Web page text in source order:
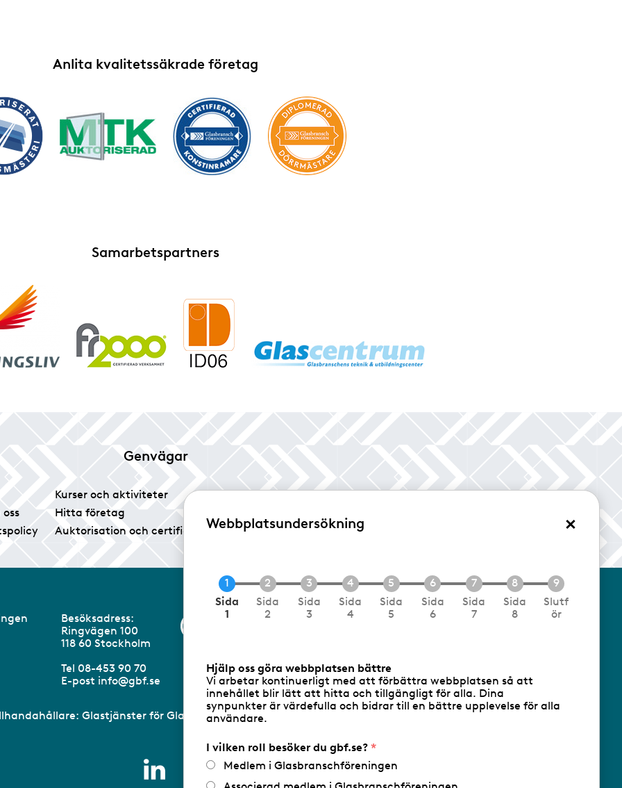
Anlita kvalitetssäkrade företag
Samarbetspartners
Genvägar
Kurser och aktiviteter
Hitta företag
Auktorisation och certifiering
Tidningen Glas
Medlemsservice/Logga in
Besöksadress:
Ringvägen 100
118 60 Stockholm
Tel 08-453 90 70
E-post info@gbf.se
Glastjänster för Glasbranschföreningen AB - Ansvarig utgivare: Sofia Wahlgren
Webbplatsundersökning ×
N
a
n
d
e
Sida
1
Sida
2
Sida
3
Sida
4
Sida
5
Sida
6
Sida
7
Sida
8
Slutf
ör
Hjälp oss göra webbplatsen bättre
Vi arbetar kontinuerligt med att förbättra webbplatsen så att
innehållet blir lätt att hitta och tillgängligt för alla. Dina
synpunkter är värdefulla och bidrar till en bättre upplevelse för alla
användare.
I vilken roll besöker du gbf.se?
Medlem i Glasbranschföreningen